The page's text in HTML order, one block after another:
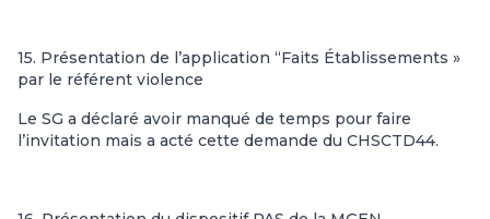
15. Présentation de l’application “Faits Établissements »
par le référent violence
Le SG a déclaré avoir manqué de temps pour faire
l’invitation mais a acté cette demande du CHSCTD44.